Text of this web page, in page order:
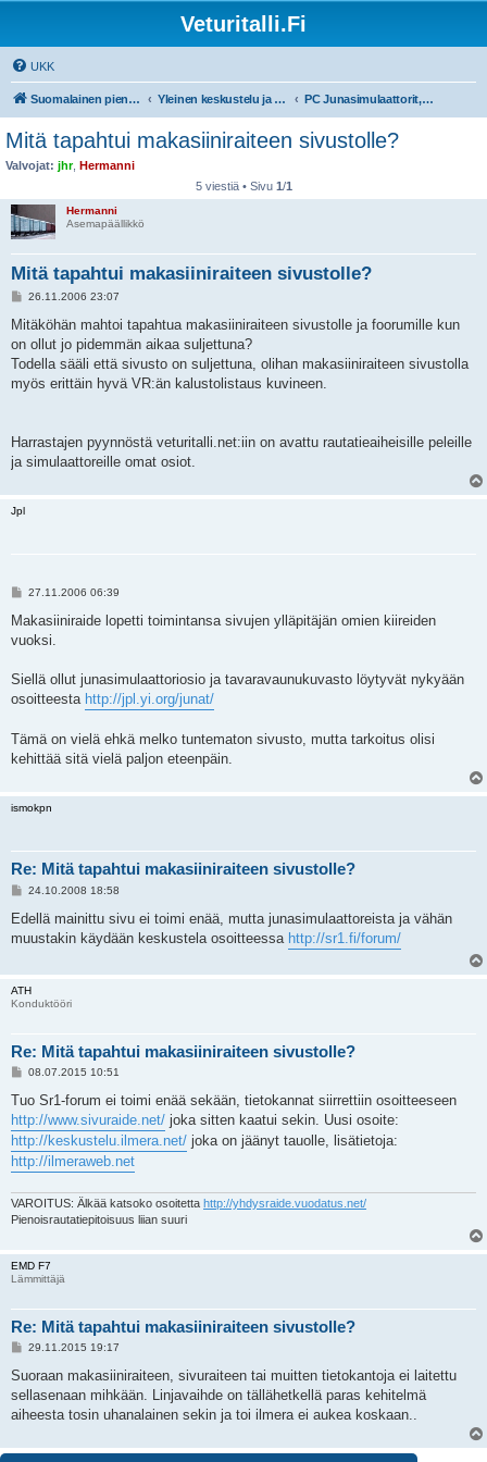
Veturitalli.Fi
UKK
Suomalainen pienoisrautatiefoorumi Yleinen keskustelu ja muut mittakaavat PC Junasimulaattorit, pelit ja ohjelmat
Mitä tapahtui makasiiniraiteen sivustolle?
Valvojat: jhr, Hermanni
5 viestiä • Sivu 1/1
Hermanni
Asemapäällikkö
Mitä tapahtui makasiiniraiteen sivustolle?
V
e
t
i
26.11.2006 23:07
Mitäköhän mahtoi tapahtua makasiiniraiteen sivustolle ja foorumille kun
on ollut jo pidemmän aikaa suljettuna?
Todella sääli että sivusto on suljettuna, olihan makasiiniraiteen sivustolla
myös erittäin hyvä VR:än kalustolistaus kuvineen.
Harrastajen pyynnöstä veturitalli.net:iin on avattu rautatieaiheisille peleille
ja simulaattoreille omat osiot.
Jpl
V
e
t
27.11.2006 06:39
Makasiiniraide lopetti toimintansa sivujen ylläpitäjän omien kiireiden
vuoksi.
Siellä ollut junasimulaattoriosio ja tavaravaunukuvasto löytyvät nykyään
osoitteesta http://jpl.yi.org/junat/
Tämä on vielä ehkä melko tuntematon sivusto, mutta tarkoitus olisi
kehittää sitä vielä paljon eteenpäin.
ismokpn
Re: Mitä tapahtui makasiiniraiteen sivustolle?
V
e
t
24.10.2008 18:58
Edellä mainittu sivu ei toimi enää, mutta junasimulaattoreista ja vähän
muustakin käydään keskustela osoitteessa http://sr1.fi/forum/
ATH
Konduktööri
Re: Mitä tapahtui makasiiniraiteen sivustolle?
V
e
t
i
08.07.2015 10:51
Tuo Sr1-forum ei toimi enää sekään, tietokannat siirrettiin osoitteeseen
http://www.sivuraide.net/ joka sitten kaatui sekin. Uusi osoite:
http://keskustelu.ilmera.net/ joka on jäänyt tauolle, lisätietoja:
http://ilmeraweb.net
VAROITUS: Älkää katsoko osoitetta http://yhdysraide.vuodatus.net/
Pienoisrautatiepitoisuus liian suuri
EMD F7
Lämmittäjä
Re: Mitä tapahtui makasiiniraiteen sivustolle?
V
e
t
i
29.11.2015 19:17
Suoraan makasiiniraiteen, sivuraiteen tai muitten tietokantoja ei laitettu
sellasenaan mihkään. Linjavaihde on tällähetkellä paras kehitelmä
aiheesta tosin uhanalainen sekin ja toi ilmera ei aukea koskaan..